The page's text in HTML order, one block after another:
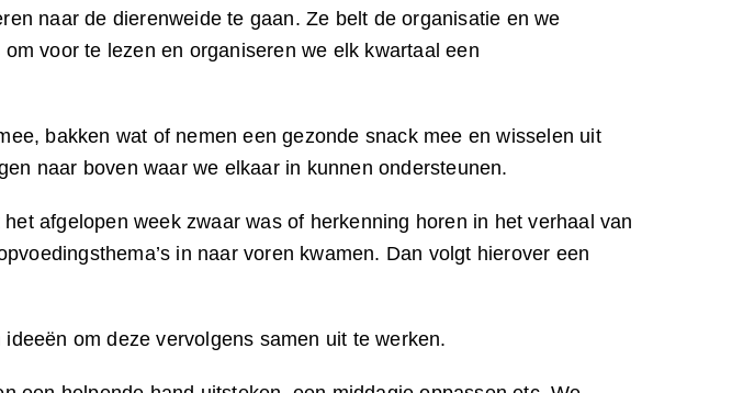
naar de dierenweide te gaan. Ze belt de organisatie en we
voor te lezen en organiseren we elk kwartaal een
bakken wat of nemen een gezonde snack mee en wisselen uit
naar boven waar we elkaar in kunnen ondersteunen.
afgelopen week zwaar was of herkenning horen in het verhaal van
in naar voren kwamen. Dan volgt hierover een
om deze vervolgens samen uit te werken.